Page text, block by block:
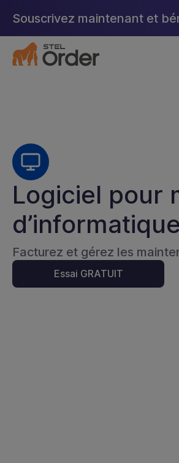
contenu
Souscrivez maintenant et
Logiciel pour
d’informatique
Facturez et gérez les
Essai GRATUIT